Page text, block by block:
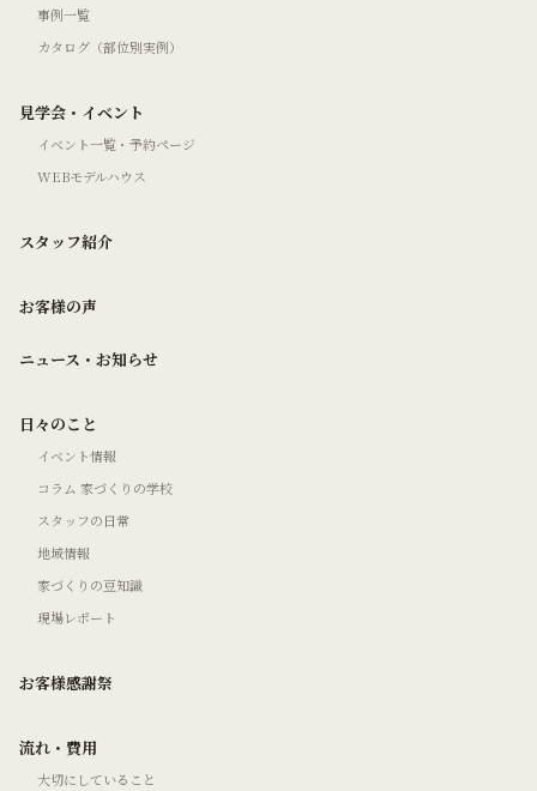
事例一覧
カタログ（部位別実例）
見学会・イベント
イベント一覧・予約ページ
WEBモデルハウス
スタッフ紹介
お客様の声
ニュース・お知らせ
日々のこと
イベント情報
コラム 家づくりの学校
スタッフの日常
地域情報
家づくりの豆知識
現場レポート
お客様感謝祭
流れ・費用
大切にしていること